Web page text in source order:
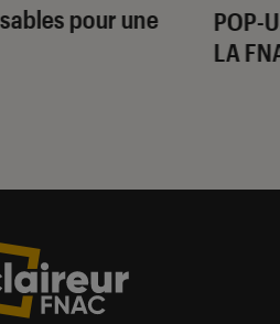
pour une
POP-
LA